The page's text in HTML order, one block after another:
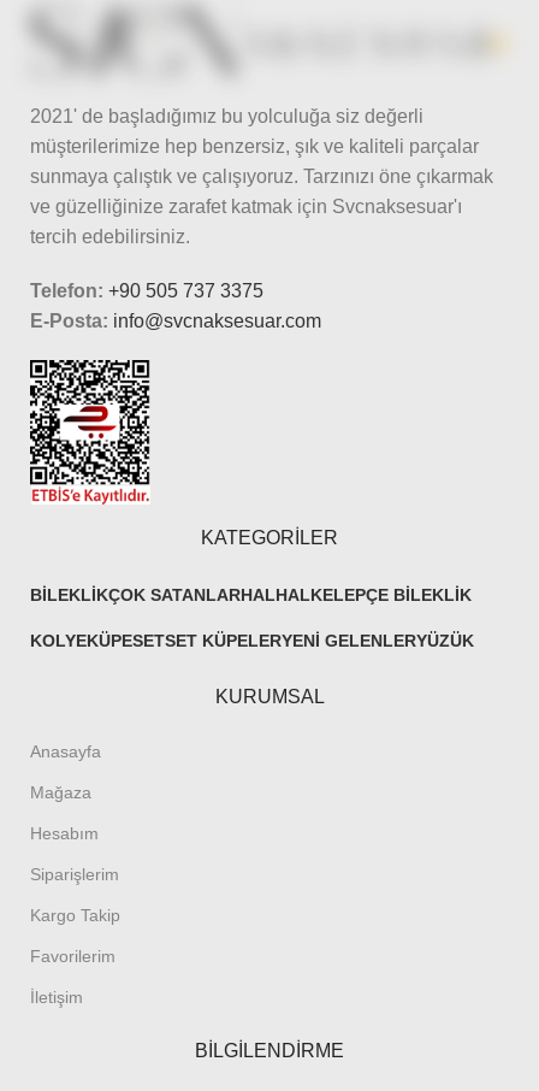
2021' de başladığımız bu yolculuğa siz değerli
müşterilerimize hep benzersiz, şık ve kaliteli parçalar
sunmaya çalıştık ve çalışıyoruz. Tarzınızı öne çıkarmak
ve güzelliğinize zarafet katmak için Svcnaksesuar'ı
tercih edebilirsiniz.
Telefon: +90 505 737 3375
E-Posta: info@svcnaksesuar.com
KATEGORİLER
BILEKLIKÇOK SATANLARHALHALKELEPÇE BILEKLIK
KOLYEKÜPESETSET KÜPELERYENI GELENLERYÜZÜK
KURUMSAL
Anasayfa
Mağaza
Hesabım
Siparişlerim
Kargo Takip
Favorilerim
İletişim
BİLGİLENDİRME